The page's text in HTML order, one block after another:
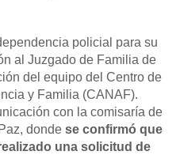
policial para su
al Juzgado de Familia de
del equipo del Centro de
y Familia (CANAF).
con la comisaría de
donde se confirmó que
una solicitud de